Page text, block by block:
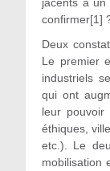
confirmer[1]
Deux
Le premier
industriels
qui ont
leur pouvoir
éthiques,
etc.). Le
mobilisation